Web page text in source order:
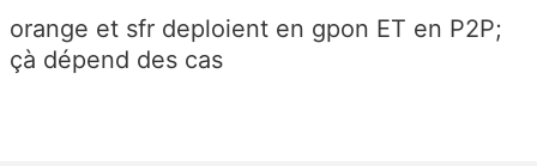
orange et sfr deploient en gpon ET en P2P;
çà dépend des cas